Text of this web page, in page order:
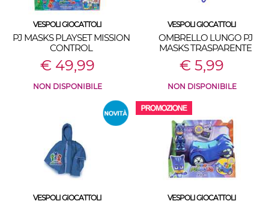
VESPOLI GIOCATTOLI
PJ MASKS PLAYSET MISSION
CONTROL
€ 49,99
NON DISPONIBILE
VESPOLI GIOCATTOLI
OMBRELLO LUNGO PJ
MASKS TRASPARENTE
€ 5,99
NON DISPONIBILE
VESPOLI GIOCATTOLI VESPOLI GIOCATTOLI